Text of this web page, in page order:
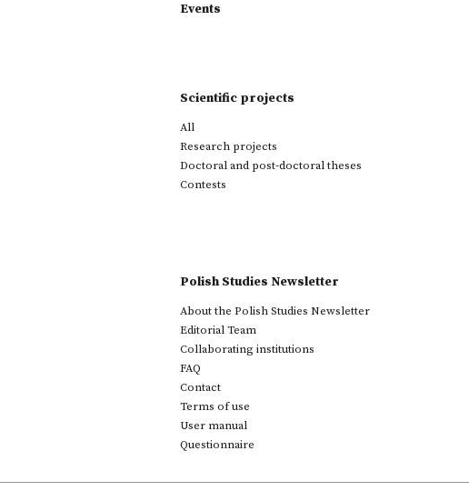
Events
Scientific projects
All
Research projects
Doctoral and post-doctoral theses
Contests
Polish Studies Newsletter
About the Polish Studies Newsletter
Editorial Team
Collaborating institutions
FAQ
Contact
Terms of use
User manual
Questionnaire